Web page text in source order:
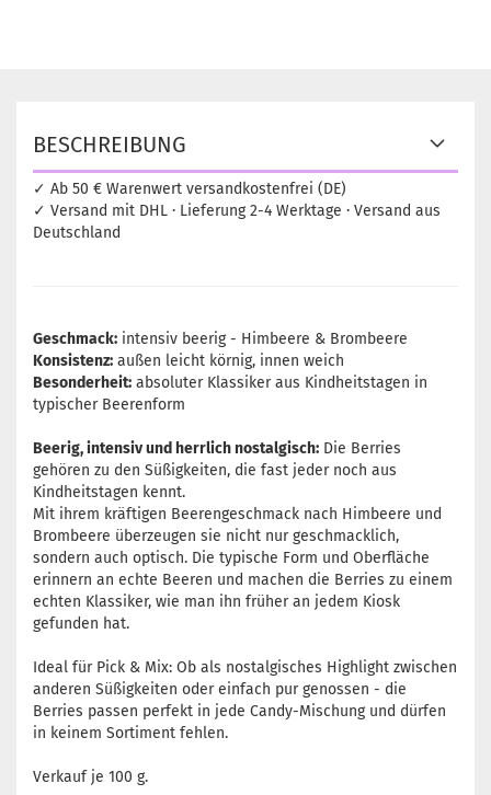
BESCHREIBUNG
✓ Ab 50 € Warenwert versandkostenfrei (DE)
✓ Versand mit DHL · Lieferung 2-4 Werktage · Versand aus
Deutschland
Geschmack: intensiv beerig - Himbeere & Brombeere
Konsistenz: außen leicht körnig, innen weich
Besonderheit: absoluter Klassiker aus Kindheitstagen in
typischer Beerenform
Beerig, intensiv und herrlich nostalgisch: Die Berries
gehören zu den Süßigkeiten, die fast jeder noch aus
Kindheitstagen kennt.
Mit ihrem kräftigen Beerengeschmack nach Himbeere und
Brombeere überzeugen sie nicht nur geschmacklich,
sondern auch optisch. Die typische Form und Oberfläche
erinnern an echte Beeren und machen die Berries zu einem
echten Klassiker, wie man ihn früher an jedem Kiosk
gefunden hat.
Ideal für Pick & Mix: Ob als nostalgisches Highlight zwischen
anderen Süßigkeiten oder einfach pur genossen - die
Berries passen perfekt in jede Candy-Mischung und dürfen
in keinem Sortiment fehlen.
Verkauf je 100 g.